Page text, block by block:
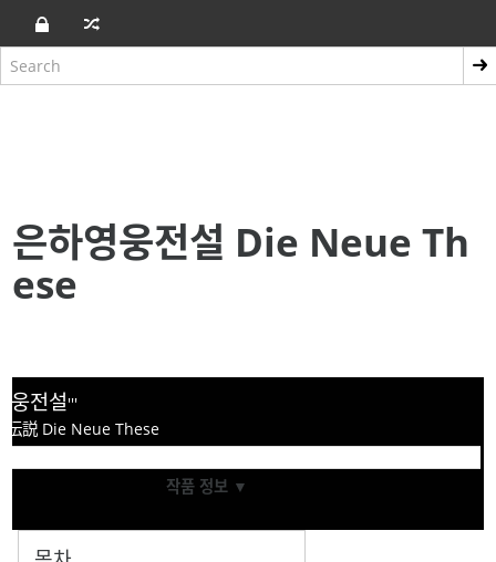
은하영웅전설 Die Neue Th
ese
웅전설'''
伝説 Die Neue These
작품 정보 ▼